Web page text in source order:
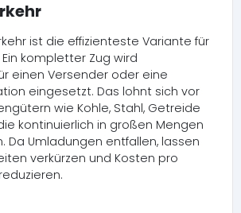
ist die effizienteste Variante für
kompletter Zug wird
einen Versender oder eine
eingesetzt. Das lohnt sich vor
wie Kohle, Stahl, Getreide
kontinuierlich in großen Mengen
Da Umladungen entfallen, lassen
verkürzen und Kosten pro